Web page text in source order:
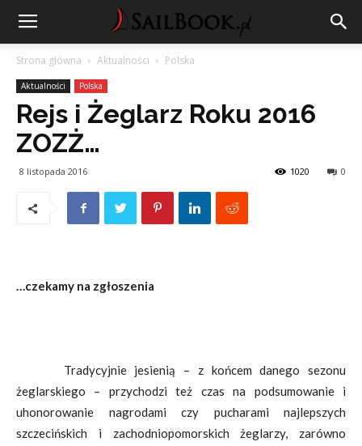
Strona główna Aktualności Polska
Aktualności Polska
Rejs i Żeglarz Roku 2016
ZOZŻ…
8 listopada 2016 0
1020
…czekamy na zgłoszenia
Tradycyjnie jesienią – z końcem danego sezonu
żeglarskiego – przychodzi też czas na podsumowanie i
uhonorowanie nagrodami czy pucharami najlepszych
szczecińskich i zachodniopomorskich żeglarzy, zarówno